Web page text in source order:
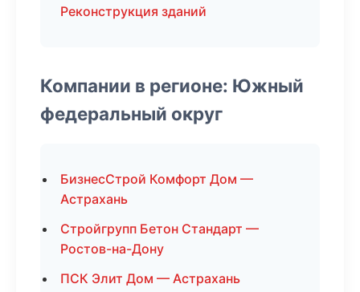
Реконструкция зданий
Компании в регионе: Южный
федеральный округ
БизнесСтрой Комфорт Дом —
Астрахань
Стройгрупп Бетон Стандарт —
Ростов-на-Дону
ПСК Элит Дом — Астрахань